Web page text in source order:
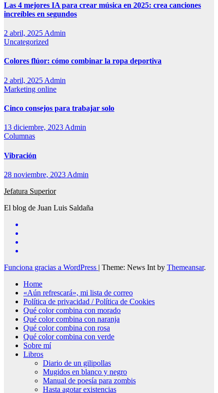
Las 4 mejores IA para crear música en 2025: crea canciones
increíbles en segundos
2 abril, 2025 Admin
Uncategorized
Colores flúor: cómo combinar la ropa deportiva
2 abril, 2025 Admin
Marketing online
Cinco consejos para trabajar solo
13 diciembre, 2023 Admin
Columnas
Vibración
28 noviembre, 2023 Admin
Jefatura Superior
El blog de Juan Luis Saldaña
Funciona gracias a WordPress | Theme: News Int by Themeansar.
Home
«Aún refrescará», mi lista de correo
Política de privacidad / Política de Cookies
Qué color combina con morado
Qué color combina con naranja
Qué color combina con rosa
Qué color combina con verde
Sobre mí
Libros
Diario de un gilipollas
Mugidos en blanco y negro
Manual de poesía para zombis
Hasta agotar existencias